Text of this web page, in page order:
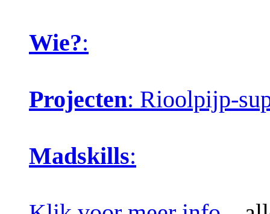
Wie?:
Projecten: Rioolpijp-
Madskills: